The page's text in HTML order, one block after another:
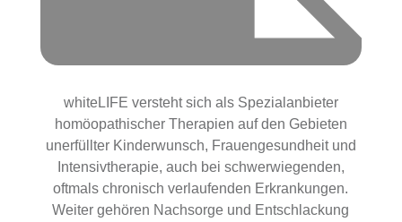
whiteLIFE versteht sich als Spezialanbieter
homöopathischer Therapien auf den Gebieten
unerfüllter Kinderwunsch, Frauengesundheit und
Intensivtherapie, auch bei schwerwiegenden,
oftmals chronisch verlaufenden Erkrankungen.
Weiter gehören Nachsorge und Entschlackung